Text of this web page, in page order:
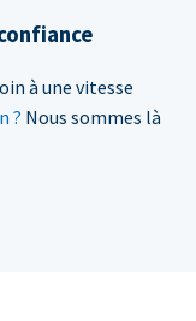
à une vitesse
? Nous sommes là